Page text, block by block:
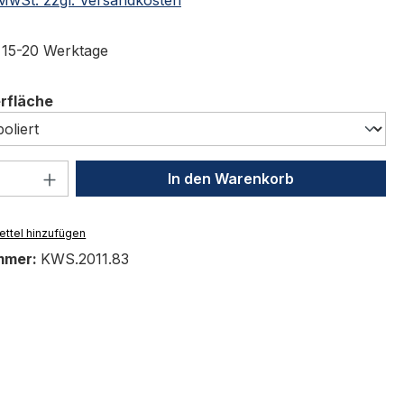
20 Werktage
auswählen
Anzahl: Gib den gewünschten Wert
In den Warenkorb
hinzufügen
KWS.2011.83